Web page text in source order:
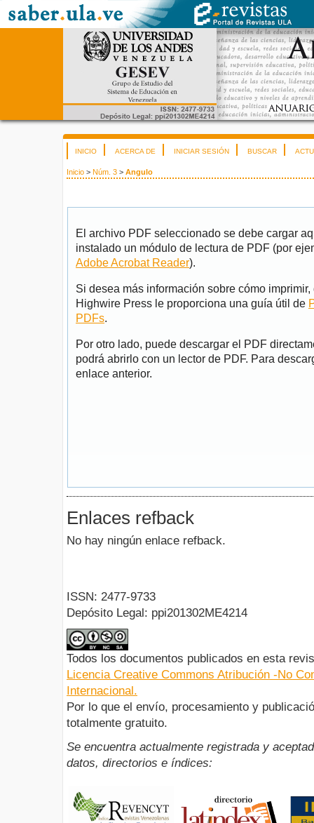
INICIO ACERCA DE INICIAR SESIÓN BUSCAR
Inicio > Núm. 3 > Angulo
El archivo PDF seleccionado se debe cargar
instalado un módulo de lectura de PDF (por
Adobe Acrobat Reader).
Si desea más información sobre cómo
Highwire Press le proporciona una guía útil de
PDFs.
Por otro lado, puede descargar el PDF
podrá abrirlo con un lector de PDF. Para
enlace anterior.
Enlaces refback
No hay ningún enlace refback.
ISSN: 2477-9733
Depósito Legal: ppi201302ME4214
Todos los documentos publicados en esta
Licencia Creative Commons Atribución -No
Internacional.
Por lo que el envío, procesamiento y
totalmente gratuito.
Se encuentra actualmente registrada y
datos, directorios e índices: